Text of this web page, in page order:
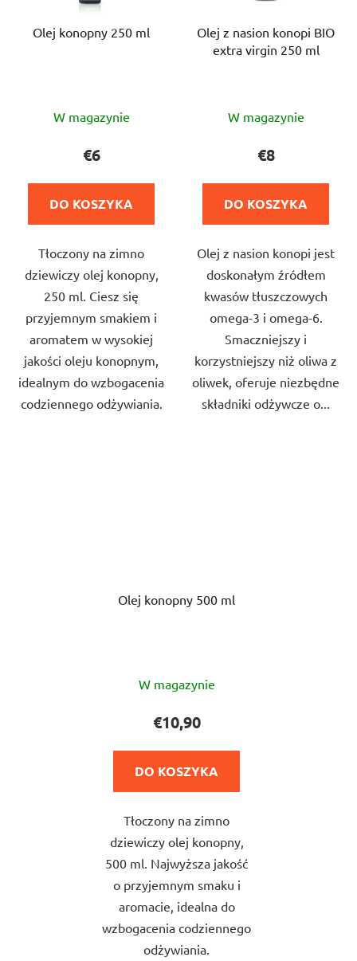
Olej konopny 250 ml
ocena
5,0
na
gwiazdek.
W magazynie
€6
DO KOSZYKA
Tłoczony na zimno
dziewiczy olej konopny,
250 ml. Ciesz się
przyjemnym smakiem i
aromatem w wysokiej
jakości oleju konopnym,
idealnym do wzbogacenia
codziennego odżywiania.
Olej z nasion konopi BIO
extra virgin 250 ml
ocena
5,0
na
gwiazdek.
W magazynie
€8
DO KOSZYKA
Olej z nasion konopi jest
doskonałym źródłem
kwasów tłuszczowych
omega-3 i omega-6.
Smaczniejszy i
korzystniejszy niż oliwa z
oliwek, oferuje niezbędne
składniki odżywcze o...
Olej konopny 500 ml
ocena
wynosi
5,0
na
gwiazdek.
W magazynie
€10,90
DO KOSZYKA
Tłoczony na zimno
dziewiczy olej konopny,
500 ml. Najwyższa jakość
o przyjemnym smaku i
aromacie, idealna do
wzbogacenia codziennego
odżywiania.